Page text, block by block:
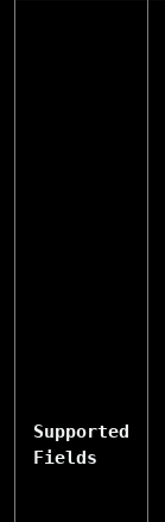
Supported
Fields